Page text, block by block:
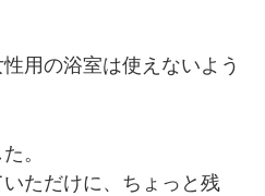
用の浴室は使えないよう
。
ただけに、ちょっと残